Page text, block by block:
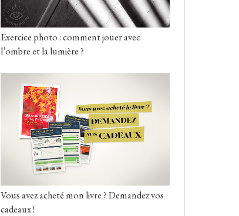
Exercice photo : comment jouer avec
l’ombre et la lumière ?
Vous avez acheté mon livre ? Demandez vos
cadeaux !